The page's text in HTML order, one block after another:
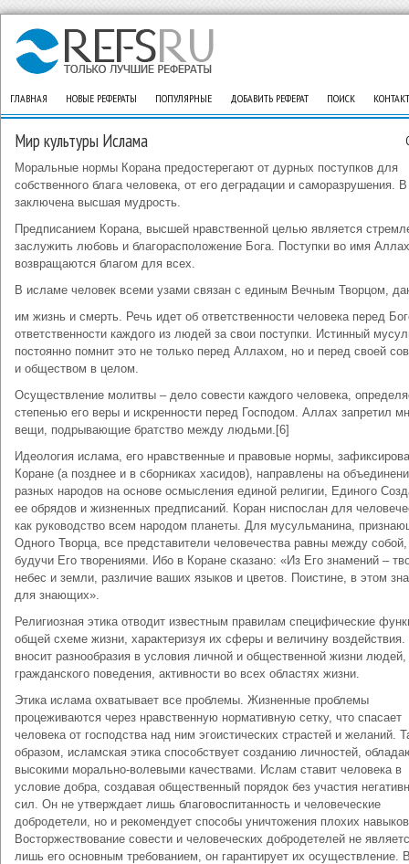
ГЛАВНАЯ НОВЫЕ РЕФЕРАТЫ ПОПУЛЯРНЫЕ ДОБАВИТЬ РЕФЕРАТ ПОИСК
Мир культуры Ислама
Моральные нормы Корана предостерегают от дурных поступков для
собственного блага человека, от его деградации и саморазрушения.
заключена высшая мудрость.
Предписанием Корана, высшей нравственной целью является
заслужить любовь и благорасположение Бога. Поступки во имя
возвращаются благом для всех.
В исламе человек всеми узами связан с единым Вечным Творцом,
им жизнь и смерть. Речь идет об ответственности человека перед
ответственности каждого из людей за свои поступки. Истинный
постоянно помнит это не только перед Аллахом, но и перед своей
и обществом в целом.
Осуществление молитвы – дело совести каждого человека,
степенью его веры и искренности перед Господом. Аллах запретил
вещи, подрывающие братство между людьми.[6]
Идеология ислама, его нравственные и правовые нормы,
Коране (а позднее и в сборниках хасидов), направлены на
разных народов на основе осмысления единой религии, Единого
ее обрядов и жизненных предписаний. Коран ниспослан для
как руководство всем народом планеты. Для мусульманина,
Одного Творца, все представители человечества равны между собой,
будучи Его творениями. Ибо в Коране сказано: «Из Его знамений –
небес и земли, различие ваших языков и цветов. Поистине, в этом
для знающих».
Религиозная этика отводит известным правилам специфические
общей схеме жизни, характеризуя их сферы и величину воздействия.
вносит разнообразия в условия личной и общественной жизни людей,
гражданского поведения, активности во всех областях жизни.
Этика ислама охватывает все проблемы. Жизненные проблемы
процеживаются через нравственную нормативную сетку, что спасает
человека от господства над ним эгоистических страстей и желаний.
образом, исламская этика способствует созданию личностей,
высокими морально-волевыми качествами. Ислам ставит человека в
условие добра, создавая общественный порядок без участия
сил. Он не утверждает лишь благовоспитанность и человеческие
добродетели, но и рекомендует способы уничтожения плохих
Восторжествование совести и человеческих добродетелей не
лишь его основным требованием, он гарантирует их осуществление.